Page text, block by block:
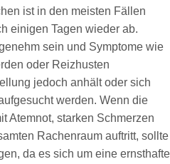
ist in den meisten Fällen
einigen Tagen wieder ab.
sein und Symptome wie
oder Reizhusten
jedoch anhält oder sich
werden. Wenn die
Atemnot, starken Schmerzen
Rachenraum auftritt, sollte
da es sich um eine ernsthafte